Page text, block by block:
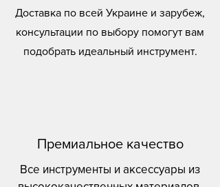
Доставка по всей Украине и зарубеж,
консультации по выбору помогут вам
подобрать идеальный инструмент.
Премиальное качество
Все инструменты и аксессуары из